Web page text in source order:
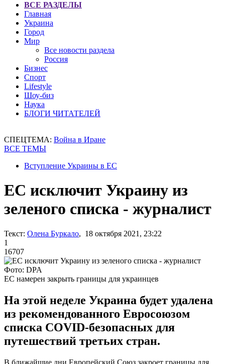
ВСЕ РАЗДЕЛЫ
Главная
Украина
Город
Мир
Все новости раздела
Россия
Бизнес
Спорт
Lifestyle
Шоу-биз
Наука
БЛОГИ ЧИТАТЕЛЕЙ
СПЕЦТЕМА: Война в Иране
ВСЕ ТЕМЫ
Вступление Украины в ЕС
ЕС исключит Украину из
зеленого списка - журналист
Текст: Олена Буркало, 18 октября 2021, 23:22
1
16707
Фото: DPA
ЕС намерен закрыть границы для украинцев
На этой неделе Украина будет удалена
из рекомендованного Евросоюзом
списка COVID-безопасных для
путешествий третьих стран.
В ближайшие дни Европейский Союз закроет границы для